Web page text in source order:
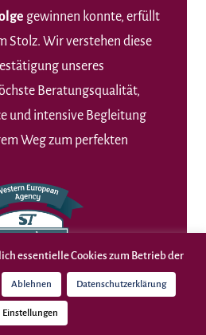
gewinnen konnte, erfüllt
Stolz. Wir verstehen diese
unseres
Beratungsqualität,
und intensive Begleitung
Weg zum perfekten
essentielle Cookies zum Betrieb der
Ablehnen Datenschutzerklärung
Einstellungen